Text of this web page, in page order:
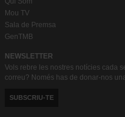
Mou TV
Sala de Premsa
GenTMB
NEWSLETTER
Vols rebre les nostres notícies cada
correu? Només has de donar-nos
SUBSCRIU-TE